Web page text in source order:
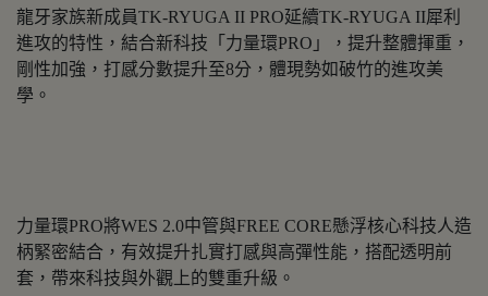
龍牙家族新成員TK-RYUGA II PRO延續TK-RYUGA II犀利
進攻的特性，結合新科技「力量環PRO」，提升整體揮重，
剛性加強，打感分數提升至8分，體現勢如破竹的進攻美
學。
力量環PRO將WES 2.0中管與FREE CORE懸浮核心科技人造
柄緊密結合，有效提升扎實打感與高彈性能，搭配透明前
套，帶來科技與外觀上的雙重升級。